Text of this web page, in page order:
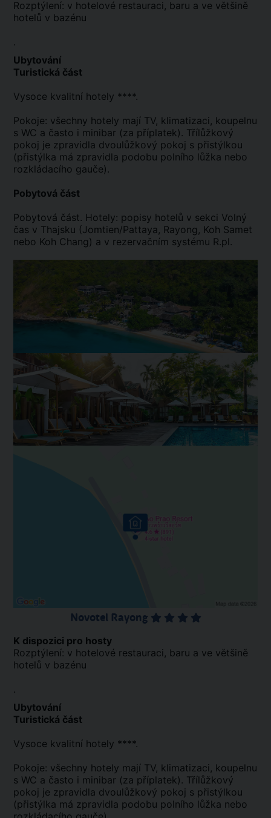
Rozptýlení: v hotelové restauraci, baru a ve většině
hotelů v bazénu
.
Ubytování
Turistická část
Vysoce kvalitní hotely ****.
Pokoje: všechny hotely mají TV, klimatizaci, koupelnu
s WC a často i minibar (za příplatek). Třílůžkový
pokoj je zpravidla dvoulůžkový pokoj s přistýlkou
(přistýlka má zpravidla podobu polního lůžka nebo
rozkládacího gauče).
Pobytová část
Pobytová část. Hotely: popisy hotelů v sekci Volný
čas v Thajsku (Jomtien/Pattaya, Rayong, Koh Samet
nebo Koh Chang) a v rezervačním systému R.pl.
Novotel Rayong
K dispozici pro hosty
Rozptýlení: v hotelové restauraci, baru a ve většině
hotelů v bazénu
.
Ubytování
Turistická část
Vysoce kvalitní hotely ****.
Pokoje: všechny hotely mají TV, klimatizaci, koupelnu
s WC a často i minibar (za příplatek). Třílůžkový
pokoj je zpravidla dvoulůžkový pokoj s přistýlkou
(přistýlka má zpravidla podobu polního lůžka nebo